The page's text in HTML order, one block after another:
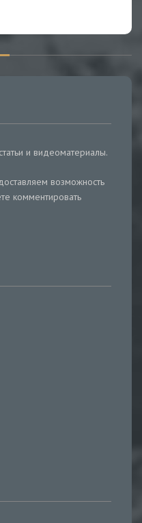
и видеоматериалы.
возможность
комментировать